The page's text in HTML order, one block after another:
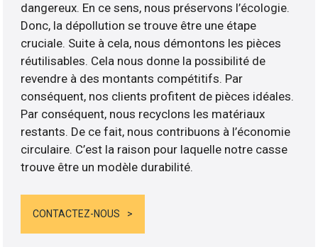
dangereux. En ce sens, nous préservons l’écologie.
Donc, la dépollution se trouve être une étape
cruciale. Suite à cela, nous démontons les pièces
réutilisables. Cela nous donne la possibilité de
revendre à des montants compétitifs. Par
conséquent, nos clients profitent de pièces idéales.
Par conséquent, nous recyclons les matériaux
restants. De ce fait, nous contribuons à l’économie
circulaire. C’est la raison pour laquelle notre casse
trouve être un modèle durabilité.
CONTACTEZ-NOUS